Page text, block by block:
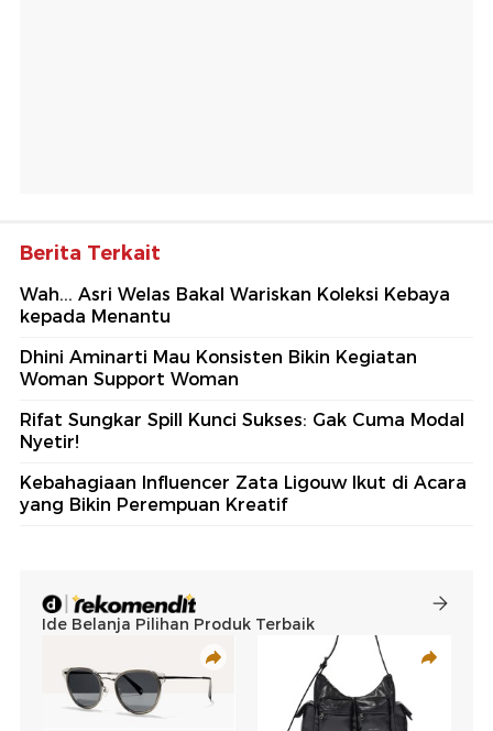
Berita Terkait
Wah... Asri Welas Bakal Wariskan Koleksi Kebaya
kepada Menantu
Dhini Aminarti Mau Konsisten Bikin Kegiatan
Woman Support Woman
Rifat Sungkar Spill Kunci Sukses: Gak Cuma Modal
Nyetir!
Kebahagiaan Influencer Zata Ligouw Ikut di Acara
yang Bikin Perempuan Kreatif